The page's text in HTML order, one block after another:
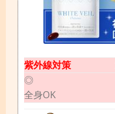
紫外線対策
◎
全身OK